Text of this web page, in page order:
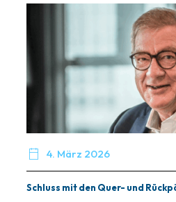
 4. März 2026
Schluss mit den Quer- und